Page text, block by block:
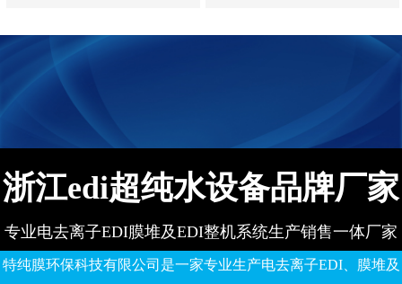
浙江edi超纯水设备品牌厂家
专业电去离子EDI膜堆及EDI整机系统生产销售一体厂家
特纯膜环保科技有限公司是一家专业生产电去离子EDI、膜堆及